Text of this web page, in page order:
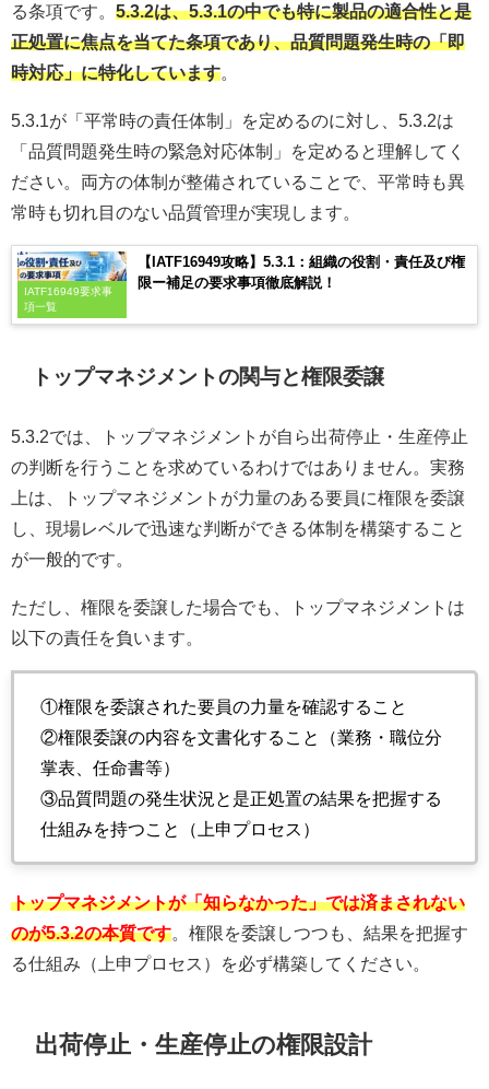
る条項です。 5.3.2は、5.3.1の中でも特に製品の適合性と是
正処置に焦点を当てた条項であり、品質問題発生時の「即
時対応」に特化しています
5.3.1が「平常時の責任体制」を定めるのに対し、5.3.2は
「品質問題発生時の緊急対応体制」を定めると理解してく
ださい。両方の体制が整備されていることで、平常時も異
常時も切れ目のない品質管理が実現します。
IATF16949要求事
項一覧
【IATF16949攻略】5.3.1：組織の役割・責任及び権
限ー補足の要求事項徹底解説！
トップマネジメントの関与と権限委譲
5.3.2では、トップマネジメントが自ら出荷停止・生産停止
の判断を行うことを求めているわけではありません。実務
上は、トップマネジメントが力量のある要員に権限を委譲
し、現場レベルで迅速な判断ができる体制を構築すること
が一般的です。
ただし、権限を委譲した場合でも、トップマネジメントは
以下の責任を負います。
①権限を委譲された要員の力量を確認すること
②権限委譲の内容を文書化すること（業務・職位分
掌表、任命書等）
③品質問題の発生状況と是正処置の結果を把握する
仕組みを持つこと（上申プロセス）
トップマネジメントが「知らなかった」では済まされない
のが5.3.2の本質です 。権限を委譲しつつも、結果を把握す
る仕組み（上申プロセス）を必ず構築してください。
出荷停止・生産停止の権限設計